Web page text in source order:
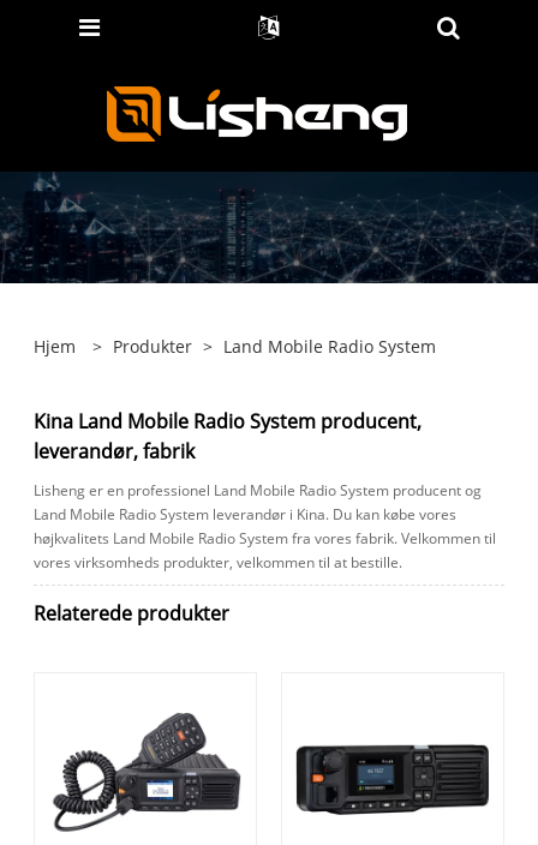
Hjem > Produkter > Land Mobile Radio System
Kina Land Mobile Radio System producent,
leverandør, fabrik
Lisheng er en professionel Land Mobile Radio System producent og
Land Mobile Radio System leverandør i Kina. Du kan købe vores
højkvalitets Land Mobile Radio System fra vores fabrik. Velkommen til
vores virksomheds produkter, velkommen til at bestille.
Relaterede produkter